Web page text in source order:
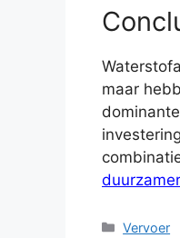
maar
Vervoer